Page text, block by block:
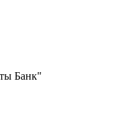
Банк"